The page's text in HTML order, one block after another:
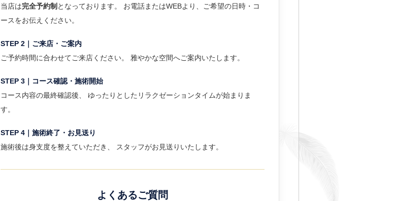
当店は完全予約制 となっております。 お電話またはWEBより、ご希望の日時・コ
ースをお伝えください。
STEP 2｜ご来店・ご案内
ご予約時間に合わせてご来店ください。 雅やかな空間へご案内いたします。
STEP 3｜コース確認・施術開始
コース内容の最終確認後、 ゆったりとしたリラクゼーションタイムが始まりま
す。
STEP 4｜施術終了・お見送り
施術後は身支度を整えていただき、 スタッフがお見送りいたします。
よくあるご質問